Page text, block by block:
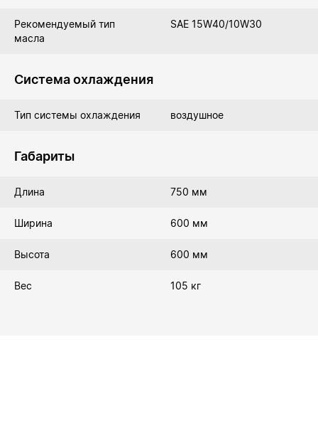
Рекомендуемый тип
масла
SAE 15W40/10W30
Система охлаждения
Тип системы охлаждения воздушное
Габариты
Длина 750 мм
Ширина 600 мм
Высота 600 мм
Вес 105 кг